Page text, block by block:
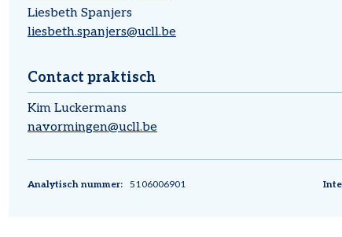
Liesbeth Spanjers
liesbeth.spanjers@ucll.be
Contact praktisch
Kim Luckermans
navormingen@ucll.be
Analytisch nummer 5106006901